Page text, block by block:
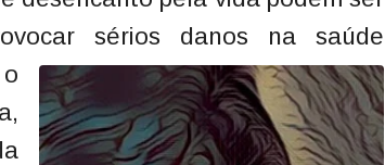
sérios danos na saúde